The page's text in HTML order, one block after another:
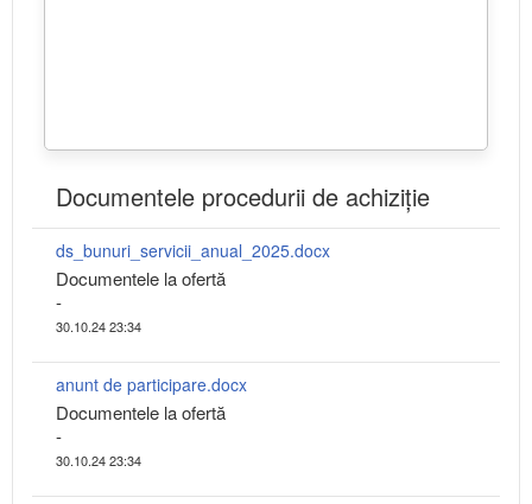
Documentele procedurii de achiziție
ds_bunuri_servicii_anual_2025.docx
Documentele la ofertă
-
30.10.24 23:34
anunt de participare.docx
Documentele la ofertă
-
30.10.24 23:34